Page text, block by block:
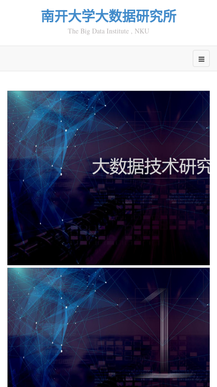
南开大学大数据研究所
The Big Data Institute , NKU